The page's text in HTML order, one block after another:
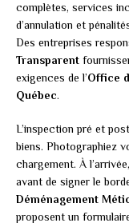
complètes, services
d’annulation et
Des entreprises
Transparent
exigences de l’Office
Québec.
L’inspection pré et
biens. Photographiez
chargement. À
avant de signer le
Déménagement
proposent un